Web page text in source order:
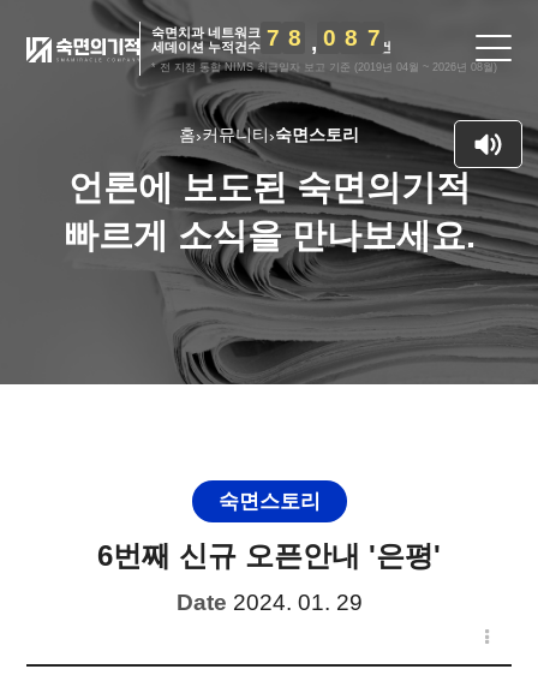
숙면치과 네트워크
세데이션 누적건수 7 8 0 8 7 건
* 전 지점 통합 NIMS 취급일자 보고 기준 (2019년 04월 ~ 2026년 08월)
홈›커뮤니티›숙면스토리
언론에 보도된 숙면의기적
빠르게 소식을 만나보세요.
숙면스토리
6번째 신규 오픈안내 '은평'
Date 2024. 01. 29